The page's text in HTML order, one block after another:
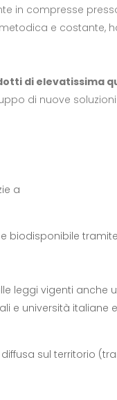
in compresse
e costante,
di elevatissima
di nuove
a
biodisponibile
leggi vigenti anche
e università italiane
sul territorio